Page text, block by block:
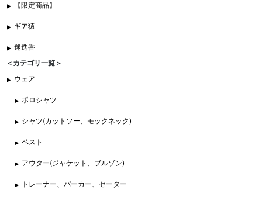
【限定商品】
ギア猿
迷迭香
＜カテゴリ一覧＞
ウェア
ポロシャツ
シャツ(カットソー、モックネック)
ベスト
アウター(ジャケット、ブルゾン)
トレーナー、パーカー、セーター